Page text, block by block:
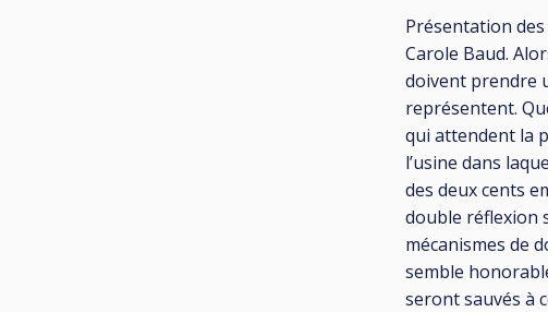
Présentation des
Carole Baud.
doivent prendre
représentent.
qui attendent la
l’usine dans
des deux cents
double réflexion
mécanismes de
semble
seront sauvés à